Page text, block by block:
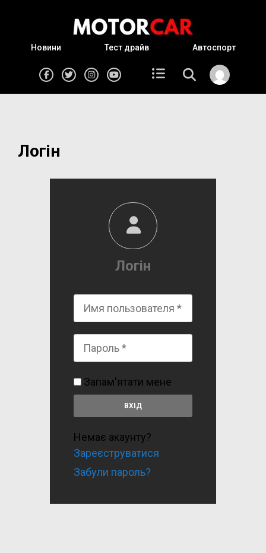
Новини Тест драйв Автоспорт
Логін
Логін
Запам'ятати мене
Немає акаунту?
Зареєструватися
Забули пароль?